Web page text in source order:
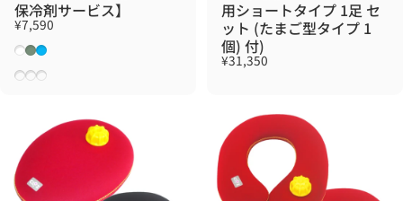
保冷剤サービス】
¥7,590
ホワイト
モスグレー
ライトブルー
ホワイト
モスグレー
ライトブルー
用ショートタイプ 1足 セ
ット (たまご型タイプ 1
個) 付)
¥31,350